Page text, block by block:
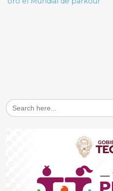
Search
for: